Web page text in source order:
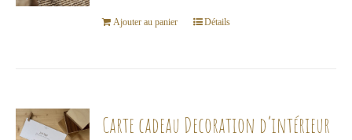
Ajouter au panier Détails
Carte cadeau Decoration d’intérieur